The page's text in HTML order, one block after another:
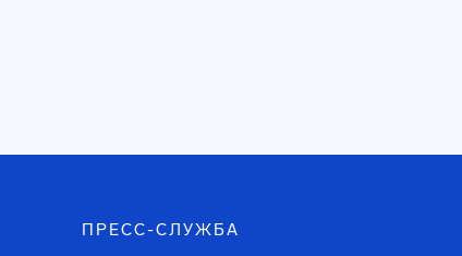
ПРЕСС-СЛУЖБА